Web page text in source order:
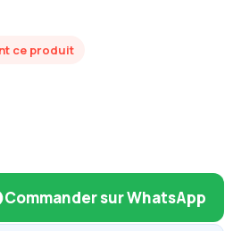
ce produit
Commander sur WhatsApp